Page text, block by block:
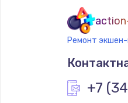
Ремонт
+7